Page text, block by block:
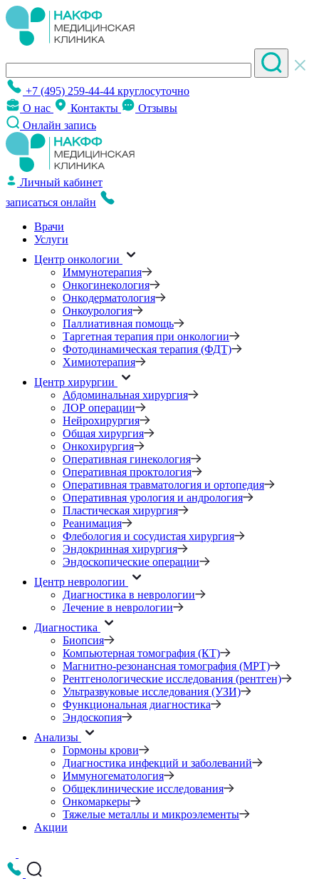
+7 (495) 259-44-44 круглосуточно
О нас
Контакты
Отзывы
Онлайн запись
Личный кабинет
записаться онлайн
Врачи
Услуги
Центр онкологии
Иммунотерапия
Онкогинекология
Онкодерматология
Онкоурология
Паллиативная помощь
Таргетная терапия при онкологии
Фотодинамическая терапия (ФДТ)
Химиотерапия
Центр хирургии
Абдоминальная хирургия
ЛОР операции
Нейрохирургия
Общая хирургия
Онкохирургия
Оперативная гинекология
Оперативная проктология
Оперативная травматология и ортопедия
Оперативная урология и андрология
Пластическая хирургия
Реанимация
Флебология и сосудистая хирургия
Эндокринная хирургия
Эндоскопические операции
Центр неврологии
Диагностика в неврологии
Лечение в неврологии
Диагностика
Биопсия
Компьютерная томография (КТ)
Магнитно-резонансная томография (МРТ)
Рентгенологические исследования (рентген)
Ультразвуковые исследования (УЗИ)
Функциональная диагностика
Эндоскопия
Анализы
Гормоны крови
Диагностика инфекций и заболеваний
Иммуногематология
Общеклинические исследования
Онкомаркеры
Тяжелые металлы и микроэлементы
Акции